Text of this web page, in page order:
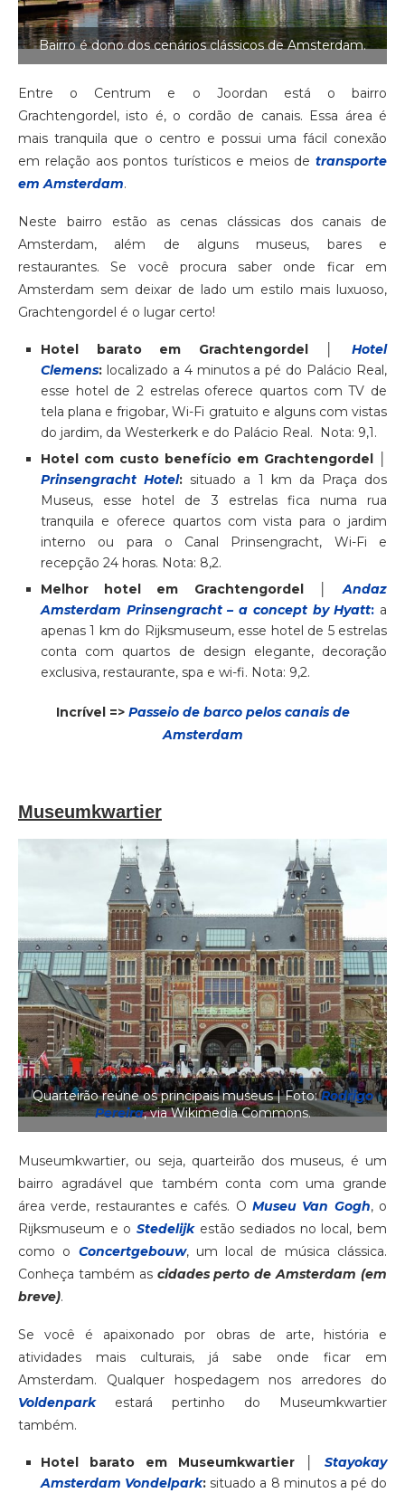
Bairro é dono dos cenários clássicos de Amsterdam.
Entre o Centrum e o Joordan está o bairro
Grachtengordel, isto é, o cordão de canais. Essa área é
mais tranquila que o centro e possui uma fácil conexão
em relação aos pontos turísticos e meios de transporte
em Amsterdam.
Neste bairro estão as cenas clássicas dos canais de
Amsterdam, além de alguns museus, bares e
restaurantes. Se você procura saber onde ficar em
Amsterdam sem deixar de lado um estilo mais luxuoso,
Grachtengordel é o lugar certo!
Hotel barato em Grachtengordel │ Hotel
Clemens: localizado a 4 minutos a pé do Palácio Real,
esse hotel de 2 estrelas oferece quartos com TV de
tela plana e frigobar, Wi-Fi gratuito e alguns com vistas
do jardim, da Westerkerk e do Palácio Real. Nota: 9,1.
Hotel com custo benefício em Grachtengordel │
Prinsengracht Hotel: situado a 1 km da Praça dos
Museus, esse hotel de 3 estrelas fica numa rua
tranquila e oferece quartos com vista para o jardim
interno ou para o Canal Prinsengracht, Wi-Fi e
recepção 24 horas. Nota: 8,2.
Melhor hotel em Grachtengordel │Andaz
Amsterdam Prinsengracht – a concept by Hyatt: a
apenas 1 km do Rijksmuseum, esse hotel de 5 estrelas
conta com quartos de design elegante, decoração
exclusiva, restaurante, spa e wi-fi. Nota: 9,2.
Incrível => Passeio de barco pelos canais de
Amsterdam
Museumkwartier
Quarteirão reúne os principais museus | Foto:Rodrigo
Pereira, via Wikimedia Commons.
Museumkwartier, ou seja, quarteirão dos museus, é um
bairro agradável que também conta com uma grande
área verde, restaurantes e cafés. O Museu Van Gogh, o
Rijksmuseum e o Stedelijkestão sediados no local, bem
como o Concertgebouw, um local de música clássica.
Conheça também as cidades perto de Amsterdam (em
breve).
Se você é apaixonado por obras de arte, história e
atividades mais culturais, já sabe onde ficar em
Amsterdam. Qualquer hospedagem nos arredores do
Voldenparkestará pertinho do Museumkwartier
também.
Hotel barato em Museumkwartier │ Stayokay
Amsterdam Vondelpark: situado a 8 minutos a pé do